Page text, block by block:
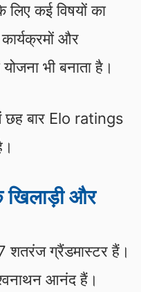
लिए कई विषयों का
और
भी बनाता है।
छह बार Elo ratings
खिलाड़ी और
शतरंज ग्रैंडमास्टर हैं।
आनंद हैं।